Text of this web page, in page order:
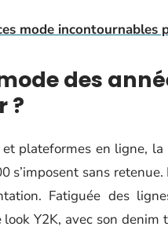
mode
des
?
plateformes en ligne,
s’imposent sans
Fatiguée des
look Y2K, avec son